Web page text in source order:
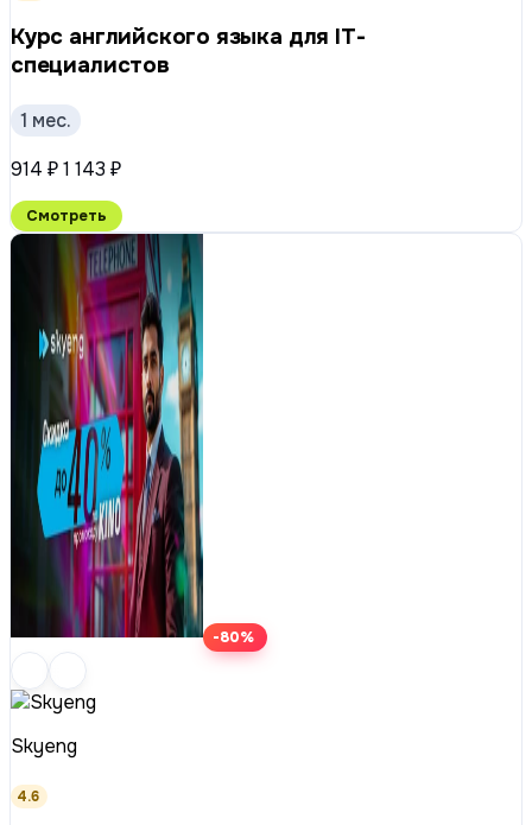
Курс английского языка для IT-
специалистов
1 мес.
914 ₽1 143 ₽
Смотреть
-80%
Skyeng
4.6